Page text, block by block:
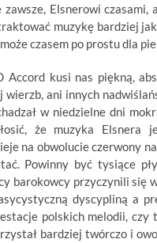
Elsnerowi
muzykę bardziej
czasem po prostu dla
kusi nas piękną,
wierzb, ani innych
w niedzielne dni
że muzyka Elsnera
na obwolucie czerwony
Powinny być tysiące
barokowcy przyczynili się
dyscypliną a
polskich melodii,
bardziej twórczo i